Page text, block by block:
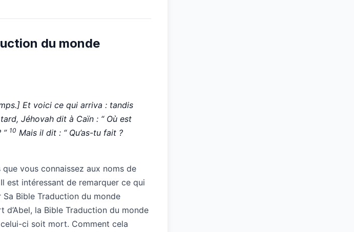
du monde
Et voici ce qui arriva : tandis
Jéhovah dit à Caïn : “ Où est
” 10 Mais il dit : “ Qu’as-​tu fait ?
vous connaissez aux noms de
est intéressant de remarquer ce qui
Sa Bible Traduction du monde
la Bible Traduction du monde
ci soit mort. Comment cela